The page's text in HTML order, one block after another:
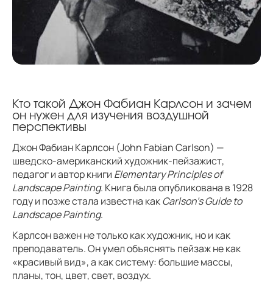
Кто такой Джон Фабиан Карлсон и зачем
он нужен для изучения воздушной
перспективы
Джон Фабиан Карлсон (John Fabian Carlson) —
шведско-американский художник-пейзажист,
педагог и автор книги Elementary Principles of
Landscape Painting. Книга была опубликована в 1928
году и позже стала известна какCarlson’s Guide to
Landscape Painting.
Карлсон важен не только как художник, но и как
преподаватель. Он умел объяснять пейзаж не как
«красивый вид», а как систему: большие массы,
планы, тон, цвет, свет, воздух.